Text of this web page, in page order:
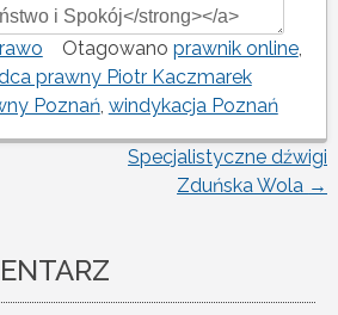
Otagowano prawnik online,
prawny Piotr Kaczmarek
Poznań, windykacja Poznań
Specjalistyczne dźwigi
Zduńska Wola →